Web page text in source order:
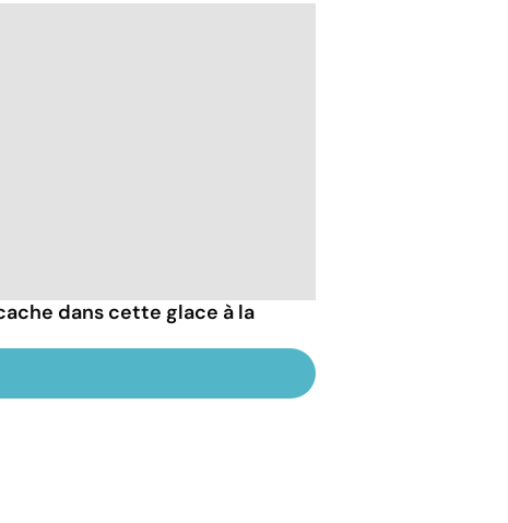
dans cette glace à la